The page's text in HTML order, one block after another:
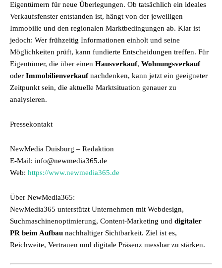
Eigentümern für neue Überlegungen. Ob tatsächlich ein ideales
Verkaufsfenster entstanden ist, hängt von der jeweiligen
Immobilie und den regionalen Marktbedingungen ab. Klar ist
jedoch: Wer frühzeitig Informationen einholt und seine
Möglichkeiten prüft, kann fundierte Entscheidungen treffen. Für
Eigentümer, die über einen Hausverkauf, Wohnungsverkauf
oder Immobilienverkaufnachdenken, kann jetzt ein geeigneter
Zeitpunkt sein, die aktuelle Marktsituation genauer zu
analysieren.
Pressekontakt
NewMedia Duisburg – Redaktion
E-Mail: info@newmedia365.de
Web: https://www.newmedia365.de
Über NewMedia365:
NewMedia365 unterstützt Unternehmen mit Webdesign,
Suchmaschinenoptimierung, Content-Marketing und digitaler
PR beim Aufbau nachhaltiger Sichtbarkeit. Ziel ist es,
Reichweite, Vertrauen und digitale Präsenz messbar zu stärken.